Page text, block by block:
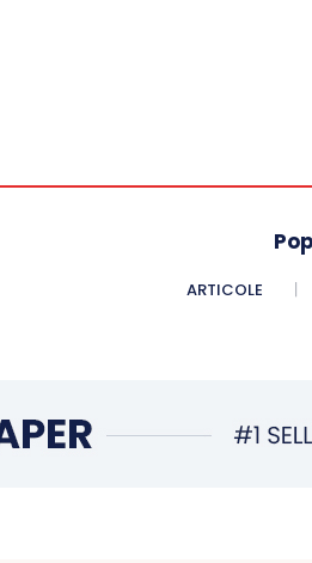
ARTICOLE